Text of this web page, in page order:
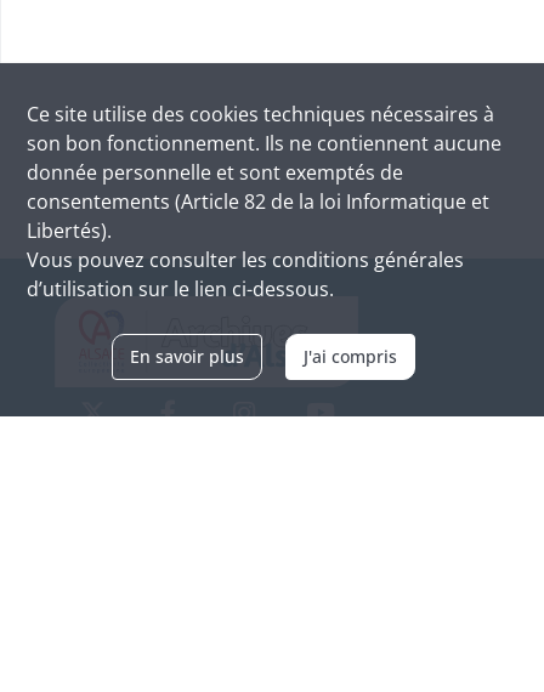
Ce site utilise des cookies techniques nécessaires à
son bon fonctionnement. Ils ne contiennent aucune
donnée personnelle et sont exemptés de
consentements (Article 82 de la loi Informatique et
Libertés).
Vous pouvez consulter les conditions générales
d’utilisation sur le lien ci-dessous.
En savoir plus J'ai compris